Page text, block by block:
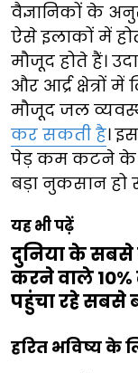
वैज्ञानिकों के
ऐसे इलाकों में
मौजूद होते हैं।
और आर्द्र क्षेत्रों
मौजूद जल
कर सकती है।
पेड़ कम कटने के
बड़ा नुकसान हो
यह भी पढ़ें
दुनिया के सबसे
करने वाले 10%
पहुंचा रहे सबसे
हरित भविष्य के